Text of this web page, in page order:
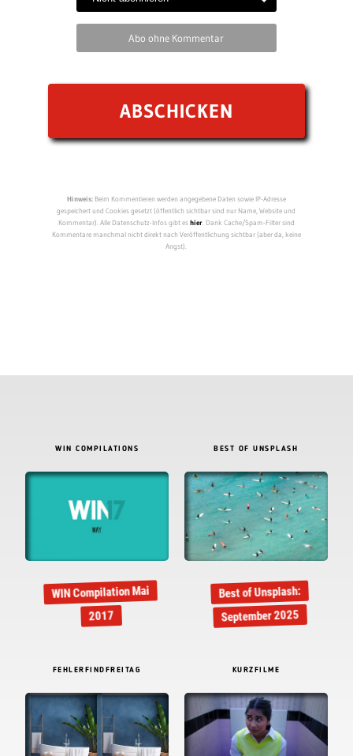
Abo ohne Kommentar
Hinweis:Beim Kommentieren werden angegebene Daten sowie IP-Adresse
gespeichert und Cookies gesetzt (öffentlich sichtbar sind nur Name, Website und
Kommentar). Alle Datenschutz-Infos gibt eshier. Dank Cache/Spam-Filter sind
Kommentare manchmal nicht direkt nach Veröffentlichung sichtbar (aber da, keine
Angst).
WIN COMPILATIONS
WIN Compilation Mai
2017
BEST OF UNSPLASH
Best of Unsplash:
September 2025
FEHLERFINDFREITAG KURZFILME